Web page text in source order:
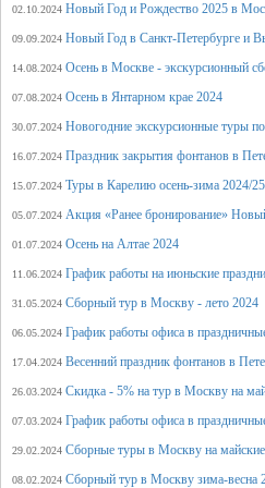
02.10.2024 Новый Год и Рождество 2025 в
09.09.2024 Новый Год в Санкт-Петербурге и
14.08.2024 Осень в Москве - экскурсионный
07.08.2024 Осень в Янтарном крае 2024
30.07.2024 Новогодние экскурсионные туры
16.07.2024 Праздник закрытия фонтанов в
15.07.2024 Туры в Карелию осень-зима 2024/25
05.07.2024 Акция «Ранее бронирование»
01.07.2024 Осень на Алтае 2024
11.06.2024 График работы на июньские
31.05.2024 Сборный тур в Москву - лето 2024
06.05.2024 График работы офиса в
17.04.2024 Весенний праздник фонтанов в
26.03.2024 Скидка - 5% на тур в Москву на
07.03.2024 График работы офиса в
29.02.2024 Сборные туры в Москву на
08.02.2024 Сборный тур в Москву зима-весна